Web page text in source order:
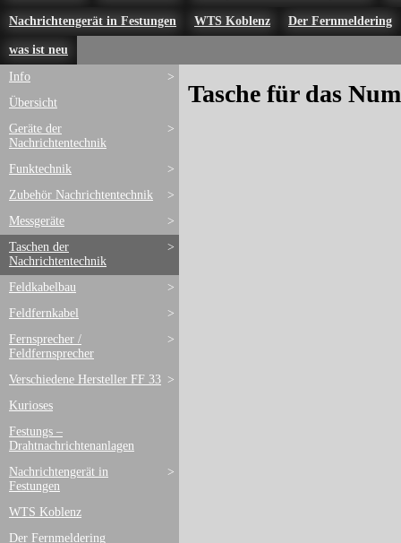
Nachrichtengerät in Festungen WTS Koblenz Der Fernmeldering
was ist neu
>
Info
Übersicht
>
Geräte der
Nachrichtentechnik
>
Funktechnik
>
Zubehör Nachrichtentechnik
>
Messgeräte
>
Taschen der
Nachrichtentechnik
>
Feldkabelbau
>
Feldfernkabel
>
Fernsprecher /
Feldfernsprecher
>
Verschiedene Hersteller FF 33
Kurioses
Festungs –
Drahtnachrichtenanlagen
>
Nachrichtengerät in
Festungen
WTS Koblenz
Der Fernmeldering
Tasche für das